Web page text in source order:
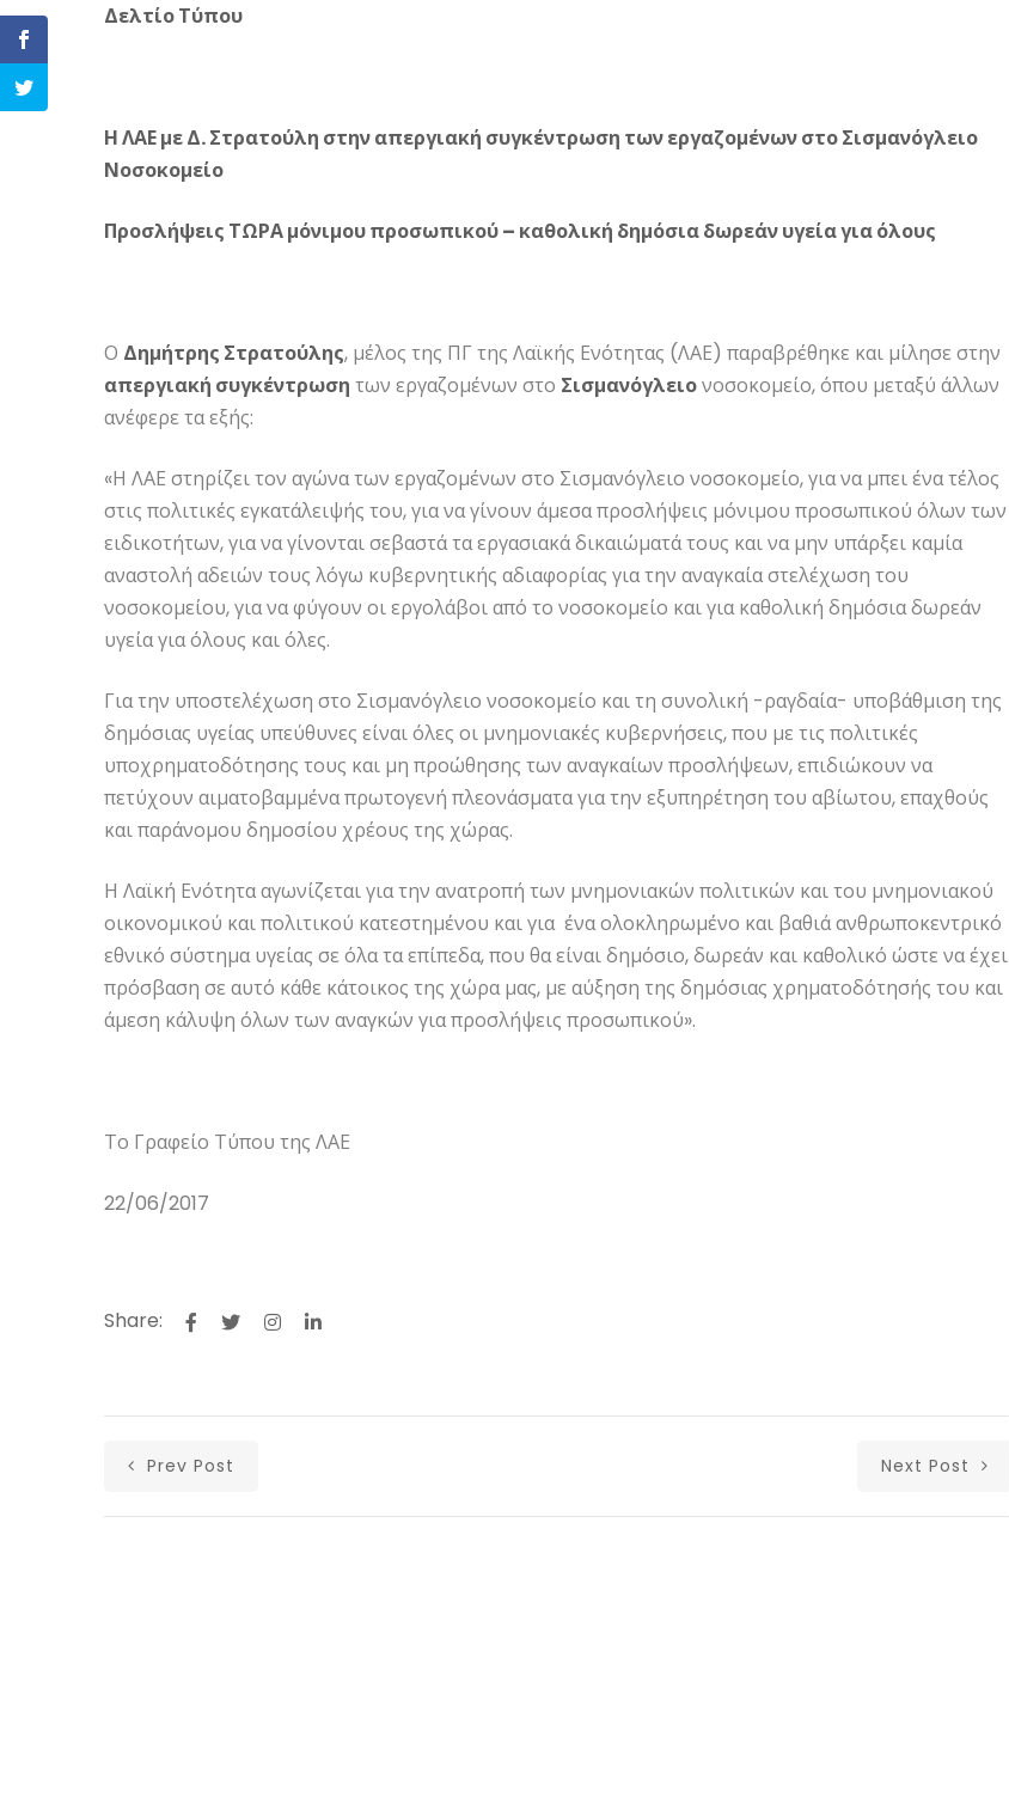
Δελτίο Τύπου
Η ΛΑΕ με Δ. Στρατούλη στην απεργιακή συγκέντρωση των εργαζομένων στο Σισμανόγλειο
Νοσοκομείο
Προσλήψεις ΤΩΡΑ μόνιμου προσωπικού – καθολική δημόσια δωρεάν υγεία για όλους
Ο Δημήτρης Στρατούλης, μέλος της ΠΓ της Λαϊκής Ενότητας (ΛΑΕ) παραβρέθηκε και μίλησε στην
απεργιακή συγκέντρωση των εργαζομένων στο Σισμανόγλειονοσοκομείο, όπου μεταξύ άλλων
ανέφερε τα εξής:
«Η ΛΑΕ στηρίζει τον αγώνα των εργαζομένων στο Σισμανόγλειο νοσοκομείο, για να μπει ένα τέλος
στις πολιτικές εγκατάλειψής του, για να γίνουν άμεσα προσλήψεις μόνιμου προσωπικού όλων των
ειδικοτήτων, για να γίνονται σεβαστά τα εργασιακά δικαιώματά τους και να μην υπάρξει καμία
αναστολή αδειών τους λόγω κυβερνητικής αδιαφορίας για την αναγκαία στελέχωση του
νοσοκομείου, για να φύγουν οι εργολάβοι από το νοσοκομείο και για καθολική δημόσια δωρεάν
υγεία για όλους και όλες.
Για την υποστελέχωση στο Σισμανόγλειο νοσοκομείο και τη συνολική -ραγδαία- υποβάθμιση της
δημόσιας υγείας υπεύθυνες είναι όλες οι μνημονιακές κυβερνήσεις, που με τις πολιτικές
υποχρηματοδότησης τους και μη προώθησης των αναγκαίων προσλήψεων, επιδιώκουν να
πετύχουν αιματοβαμμένα πρωτογενή πλεονάσματα για την εξυπηρέτηση του αβίωτου, επαχθούς
και παράνομου δημοσίου χρέους της χώρας.
Η Λαϊκή Ενότητα αγωνίζεται για την ανατροπή των μνημονιακών πολιτικών και του μνημονιακού
οικονομικού και πολιτικού κατεστημένου και για ένα ολοκληρωμένο και βαθιά ανθρωποκεντρικό
εθνικό σύστημα υγείας σε όλα τα επίπεδα, που θα είναι δημόσιο, δωρεάν και καθολικό ώστε να έχει
πρόσβαση σε αυτό κάθε κάτοικος της χώρα μας, με αύξηση της δημόσιας χρηματοδότησής του και
άμεση κάλυψη όλων των αναγκών για προσλήψεις προσωπικού».
Το Γραφείο Τύπου της ΛΑΕ
22/06/2017
Share:
Prev Post Next Post